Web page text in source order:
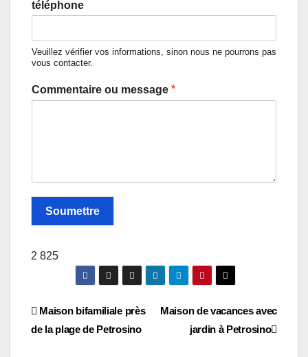
téléphone
Veuillez vérifier vos informations, sinon nous ne pourrons pas
vous contacter.
Commentaire ou message *
Soumettre
2 825
Navigation
des
Maison de vacances avec
jardin à Petrosino
Maison bifamiliale près
de la plage de Petrosino